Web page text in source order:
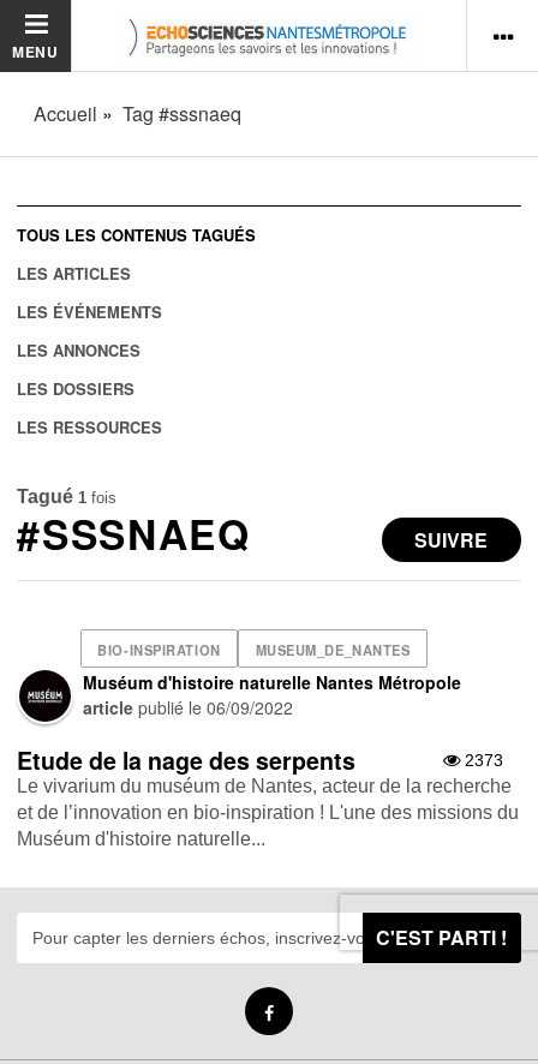
MENU
Accueil Tag #sssnaeq
TOUS LES CONTENUS TAGUÉS
LES ARTICLES
LES ÉVÉNEMENTS
LES ANNONCES
LES DOSSIERS
LES RESSOURCES
Tagué 1 fois
SUIVRE
#SSSNAEQ
BIO-INSPIRATION MUSEUM_DE_NANTES
Muséum d'histoire naturelle Nantes Métropole
article publié le06/09/2022
2373
Etude de la nage des serpents
Le vivarium du muséum de Nantes, acteur de la recherche
et de l’innovation en bio-inspiration ! L'une des missions du
Muséum d'histoire naturelle...
C'EST PARTI !